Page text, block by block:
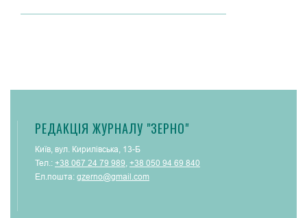
РЕДАКЦІЯ ЖУРНАЛУ "ЗЕРНО"
Київ, вул. Кирилівська, 13-Б
Тел.: +38 067 24 79 989, +38 050 94 69 840
Ел.пошта: gzerno@gmail.com